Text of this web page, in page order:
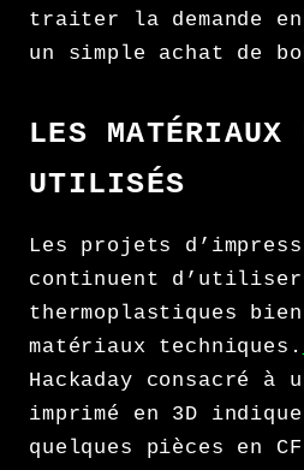
traiter la demande en
un simple achat de
LES MATÉRIAUX
UTILISÉS
Les projets
continuent d’utiliser
thermoplastiques
matériaux techniques.
Hackaday consacré à
imprimé en 3D
quelques pièces en